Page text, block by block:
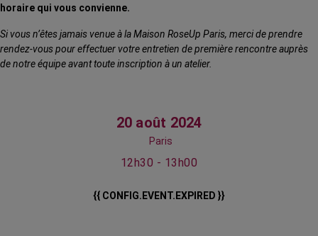
horaire qui vous convienne.
Si vous n’êtes jamais venue à la Maison RoseUp Paris, merci de prendre
rendez-vous pour effectuer votre entretien de première rencontre auprès
de notre équipe avant toute inscription à un atelier.
20 août 2024
Paris
12h30 - 13h00
{{ CONFIG.EVENT.EXPIRED }}